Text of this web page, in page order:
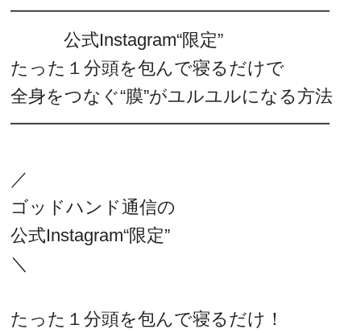
━━━━━━━━━━━━━━━━━━
公式Instagram“限定”
たった１分頭を包んで寝るだけで
全身をつなぐ“膜”がユルユルになる方法
━━━━━━━━━━━━━━━━━━
／
ゴッドハンド通信の
公式Instagram“限定”
＼
たった１分頭を包んで寝るだけ！